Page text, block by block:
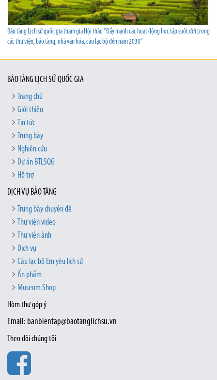
Bảo tàng Lịch sử quốc gia tham gia Hội thảo “Đẩy mạnh các hoạt động học tập suốt đời trong
các thư viện, bảo tàng, nhà văn hóa, câu lạc bộ đến năm 2030”
BẢO TÀNG LỊCH SỬ QUỐC GIA
Trang chủ
Giới thiệu
Tin tức
Trưng bày
Nghiên cứu
Dự án BTLSQG
Hỗ trợ
DỊCH VỤ BẢO TÀNG
Trưng bày chuyên đề
Thư viện video
Thư viện ảnh
Dịch vụ
Câu lạc bộ Em yêu lịch sử
Ấn phẩm
Museum Shop
Hòm thư góp ý
Email: banbientap@baotanglichsu.vn
Theo dõi chúng tôi